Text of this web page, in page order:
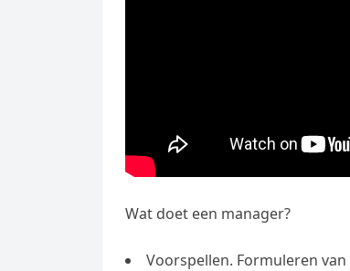
Wat doet een manager?
Voorspellen. Formuleren